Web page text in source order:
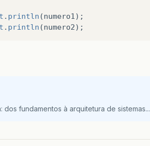
. println (numero1 );
. println (numero2);
fundamentos à arquitetura de sistemas...